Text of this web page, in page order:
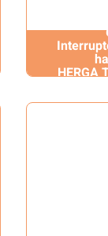
HERGA